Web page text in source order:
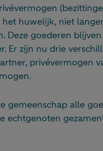
huwelijk, niet
Deze goederen
Er zijn nu drie
privévermogen
gemeenschap alle
echtgenoten